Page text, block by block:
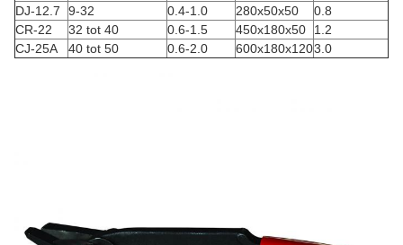
DJ-12.7
9-32 0.4-1.0 280x50x50
0.8
CR-22
32 tot 40 0.6-1.5 450x180x50
1.2
CJ-25A
40 tot 50 0.6-2.0 600x180x1203.0